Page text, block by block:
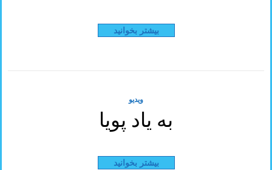
بیشتر بخوانید
ویدیو
به یاد پویا
بیشتر بخوانید